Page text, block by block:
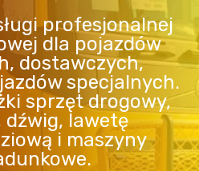
profesjonalnej
dla pojazdów
dostawczych,
specjalnych.
sprzęt drogowy,
dźwig, lawetę
i maszyny